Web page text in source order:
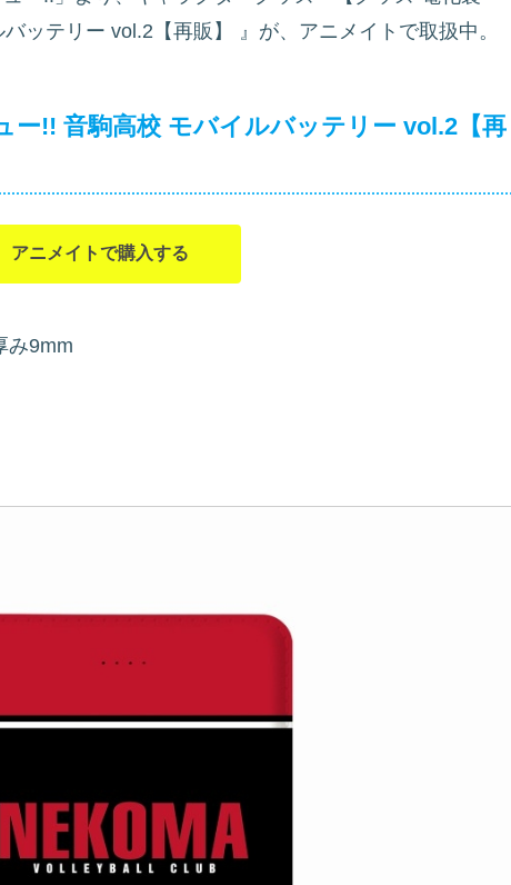
ッテリー vol.2【再販】
』が、アニメイトで取扱中。
ー!! 音駒高校 モバイルバッテリー vol.2【再
アニメイトで購入する
み9mm